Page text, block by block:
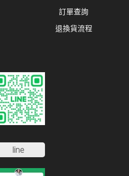
訂單查詢
退換貨流程
line